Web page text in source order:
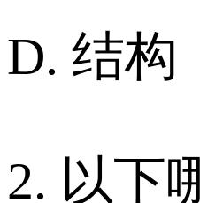
D. 结构
2. 以下